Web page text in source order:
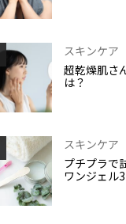
スキンケア
超乾燥肌さ
は？
スキンケア
プチプラで
ワンジェル